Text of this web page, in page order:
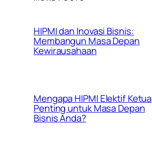
HIPMI dan Inovasi Bisnis:
Membangun Masa Depan
Kewirausahaan
Mengapa HIPMI Elektif Ketua
Penting untuk Masa Depan
Bisnis Anda?